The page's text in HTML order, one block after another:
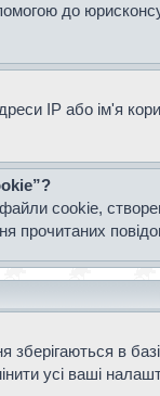
до
IP або ім'я
cookie,
прочитаних
в
усі ваші